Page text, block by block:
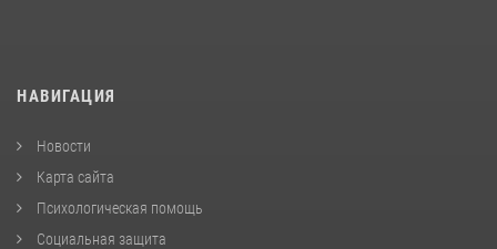
НАВИГАЦИЯ
Новости
Карта сайта
Психологическая помощь
Социальная защита